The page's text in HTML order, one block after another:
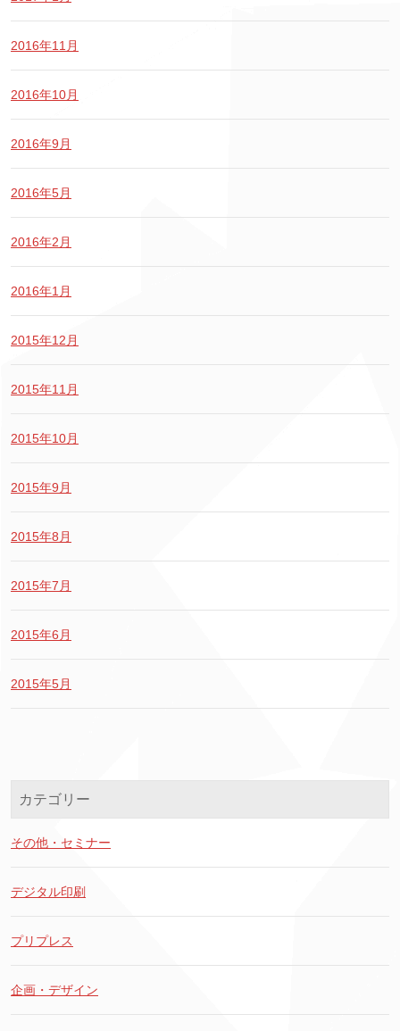
2016年11月
2016年10月
2016年9月
2016年5月
2016年2月
2016年1月
2015年12月
2015年11月
2015年10月
2015年9月
2015年8月
2015年7月
2015年6月
2015年5月
カテゴリー
その他・セミナー
デジタル印刷
プリプレス
企画・デザイン